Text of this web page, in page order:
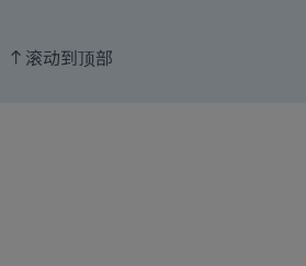
滚动到顶部